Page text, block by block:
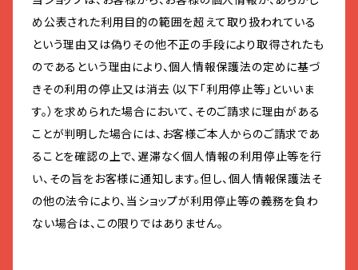
め公表された利用目的の範囲を超えて取り扱われている
という理由又は偽りその他不正の手段により取得されたも
のであるという理由により、個人情報保護法の定めに基づ
きその利用の停止又は消去（以下「利用停止等」といいま
す。）を求められた場合において、そのご請求に理由がある
ことが判明した場合には、お客様ご本人からのご請求であ
ることを確認の上で、遅滞なく個人情報の利用停止等を行
い、その旨をお客様に通知します。但し、個人情報保護法そ
の他の法令により、当ショップが利用停止等の義務を負わ
ない場合は、この限りではありません。